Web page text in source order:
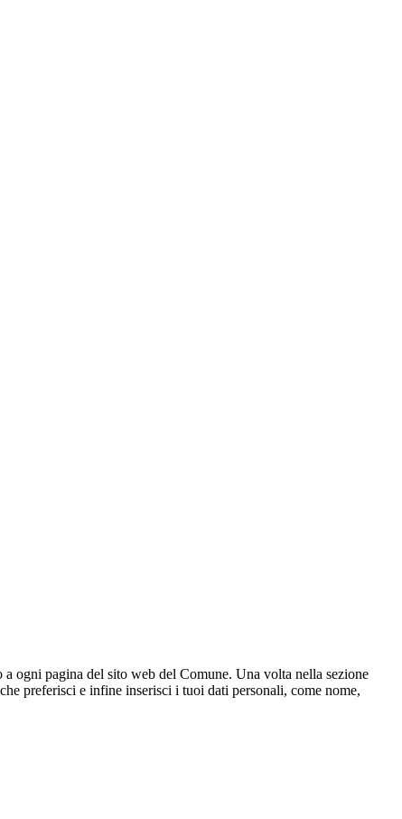
ogni pagina del sito web del Comune. Una volta nella sezione
preferisci e infine inserisci i tuoi dati personali, come nome,